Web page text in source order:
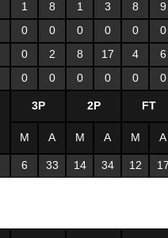
1 8 1 3 8
9
0 0 0 0 0
0
0 2 8 17 4
6
0 0 0 0 0 0
3P 2P FT
M A M A M A
6 33 14 34 12